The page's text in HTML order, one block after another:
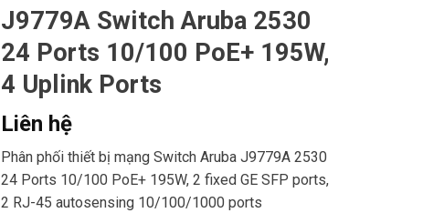
J9779A Switch Aruba 2530
24 Ports 10/100 PoE+ 195W,
4 Uplink Ports
Liên hệ
Phân phối thiết bị mạng Switch Aruba J9779A 2530
24 Ports 10/100 PoE+ 195W, 2 fixed GE SFP ports,
2 RJ-45 autosensing 10/100/1000 ports